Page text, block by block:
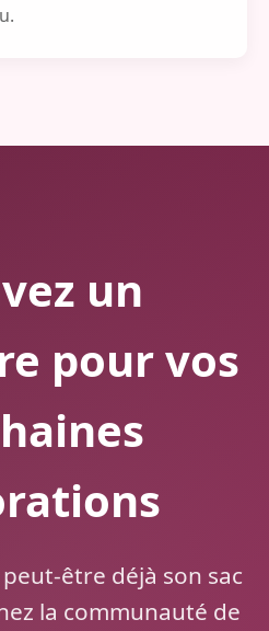
un
pour vos
être déjà son sac
la communauté de